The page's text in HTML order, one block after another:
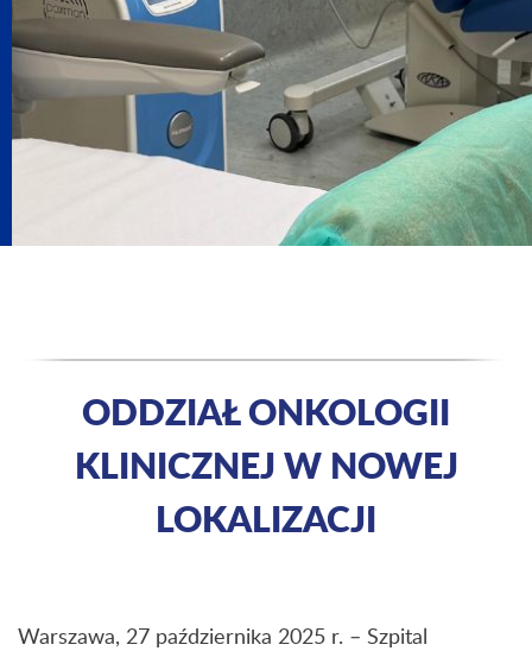
ODDZIAŁ ONKOLOGII
KLINICZNEJ W NOWEJ
LOKALIZACJI
Warszawa, 27 października 2025 r. – Szpital